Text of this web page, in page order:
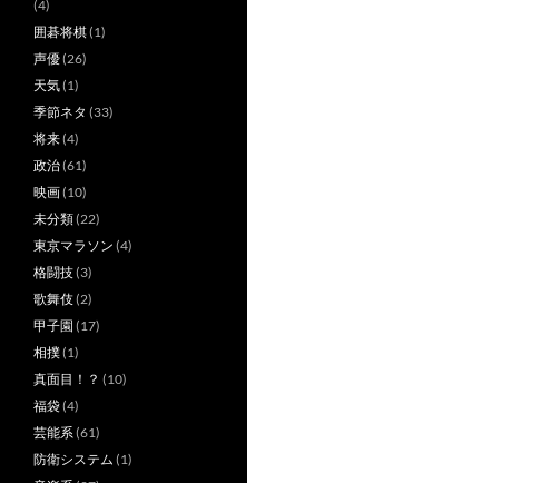
(4)
囲碁将棋(1)
声優(26)
天気(1)
季節ネタ (33)
将来(4)
政治(61)
映画(10)
未分類(22)
東京マラソン (4)
格闘技(3)
歌舞伎(2)
甲子園 (17)
相撲(1)
真面目！？ (10)
福袋(4)
芸能系(61)
防衛システム (1)